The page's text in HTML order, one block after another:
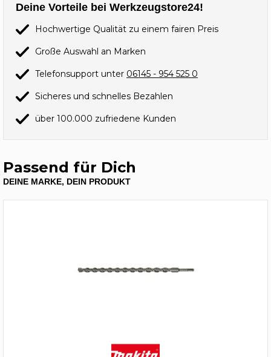
Deine Vorteile bei Werkzeugstore24!
Hochwertige Qualität zu einem fairen Preis
Große Auswahl an Marken
Telefonsupport unter 06145 - 954 525 0
Sicheres und schnelles Bezahlen
über 100.000 zufriedene Kunden
Passend für Dich
DEINE MARKE, DEIN PRODUKT